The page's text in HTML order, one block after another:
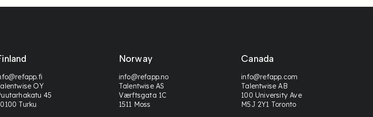
OY
45
Turku
Norway
info@refapp.no
Talentwise AS
Værftsgata 1C
1511 Moss
Canada
info@refapp.com
Talentwise AB
100 University Ave
M5J 2Y1 Toronto